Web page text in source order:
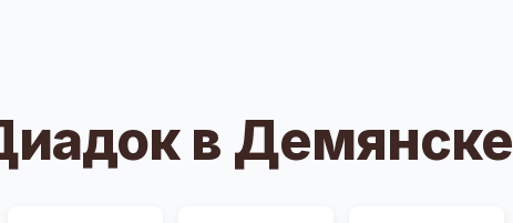
в Демянске